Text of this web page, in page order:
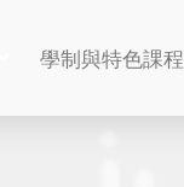
學制與特色課程